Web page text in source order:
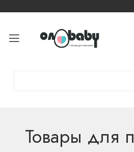
Товары для